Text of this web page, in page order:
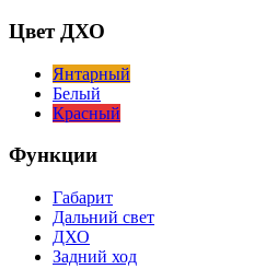
Цвет ДХО
Янтарный
Белый
Красный
Функции
Габарит
Дальний свет
ДХО
Задний ход